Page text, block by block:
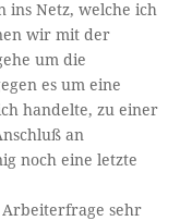
ins Netz, welche ich
wir mit der
um die
es um eine
handelte, zu einer
an
noch eine letzte
Arbeiterfrage sehr